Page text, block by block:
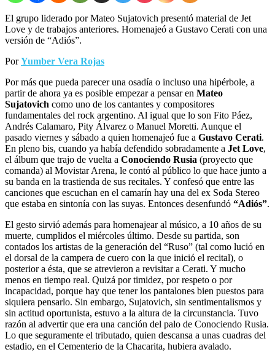
El grupo liderado por Mateo Sujatovich presentó material de Jet
Love y de trabajos anteriores. Homenajeó a Gustavo Cerati con una
versión de “Adiós”.
PorYumber Vera Rojas
Por más que pueda parecer una osadía o incluso una hipérbole, a
partir de ahora ya es posible empezar a pensar en Mateo
Sujatovich como uno de los cantantes y compositores
fundamentales del rock argentino. Al igual que lo son Fito Páez,
Andrés Calamaro, Pity Álvarez o Manuel Moretti. Aunque el
pasado viernes y sábado a quien homenajeó fue a Gustavo Cerati.
En pleno bis, cuando ya había defendido sobradamente a Jet Love,
el álbum que trajo de vuelta a Conociendo Rusia (proyecto que
comanda) al Movistar Arena, le contó al público lo que hace junto a
su banda en la trastienda de sus recitales. Y confesó que entre las
canciones que escuchan en el camarín hay una del ex Soda Stereo
que estaba en sintonía con las suyas. Entonces desenfundó “Adiós”.
El gesto sirvió además para homenajear al músico, a 10 años de su
muerte, cumplidos el miércoles último. Desde su partida, son
contados los artistas de la generación del “Ruso” (tal como lució en
el dorsal de la campera de cuero con la que inició el recital), o
posterior a ésta, que se atrevieron a revisitar a Cerati. Y mucho
menos en tiempo real. Quizá por timidez, por respeto o por
incapacidad, porque hay que tener los pantalones bien puestos para
siquiera pensarlo. Sin embargo, Sujatovich, sin sentimentalismos y
sin actitud oportunista, estuvo a la altura de la circunstancia. Tuvo
razón al advertir que era una canción del palo de Conociendo Rusia.
Lo que seguramente el tributado, quien descansa a unas cuadras del
estadio, en el Cementerio de la Chacarita, hubiera avalado.